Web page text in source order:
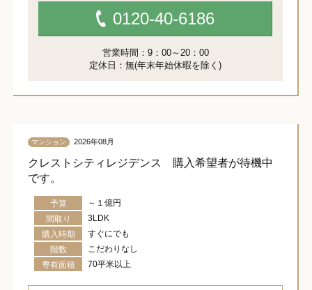
0120-40-6186
営業時間：9：00～20：00
定休日：無(年末年始休暇を除く)
マンション 2026年08月
クレストシティレジデンス 購入希望者が待機中
です。
予算
～１億円
間取り
3LDK
購入時期
すぐにでも
階数
こだわりなし
専有面積
70平米以上